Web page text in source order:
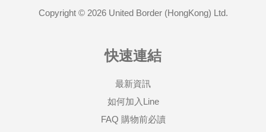
Copyright © 2026 United Border (HongKong) Ltd.
快速連結
最新資訊
如何加入Line
FAQ 購物前必讀